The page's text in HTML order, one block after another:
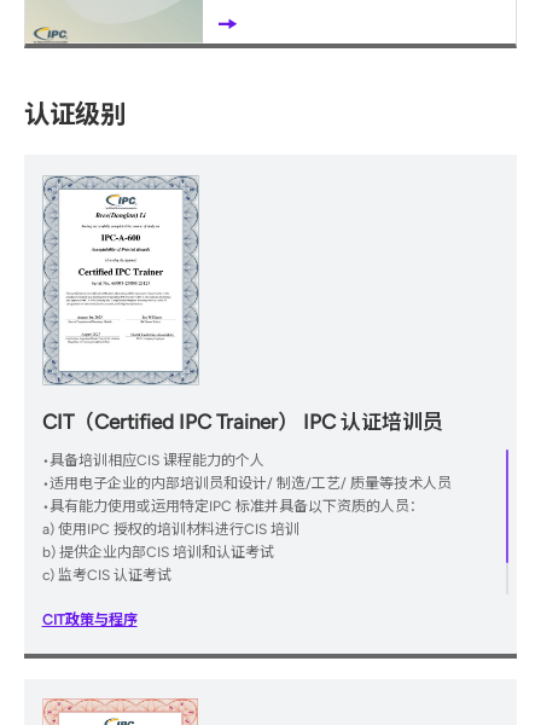
认证级别
CIT（Certified IPC Trainer） IPC 认证培训员
•具备培训相应CIS 课程能力的个人
•适用电子企业的内部培训员和设计/ 制造/工艺/ 质量等技术人员
•具有能力使用或运用特定IPC 标准并具备以下资质的人员：
a) 使用IPC 授权的培训材料进行CIS 培训
b) 提供企业内部CIS 培训和认证考试
c) 监考CIS 认证考试
CIT政策与程序